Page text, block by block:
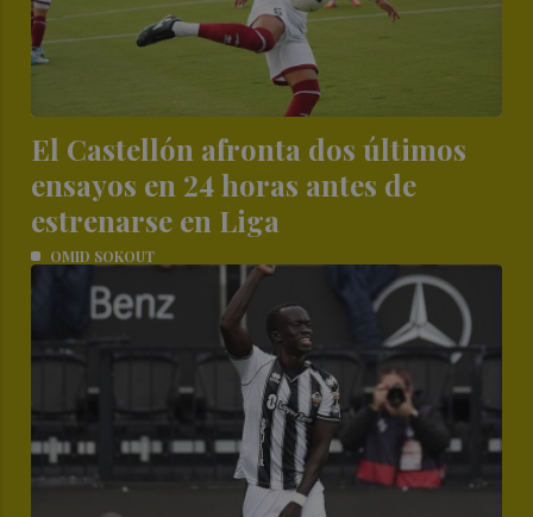
El Castellón afronta dos últimos
ensayos en 24 horas antes de
estrenarse en Liga
OMID SOKOUT